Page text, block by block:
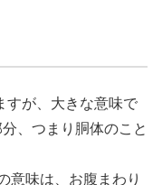
すが、大きな意味で
、つまり胴体のこと
意味は、お腹まわり